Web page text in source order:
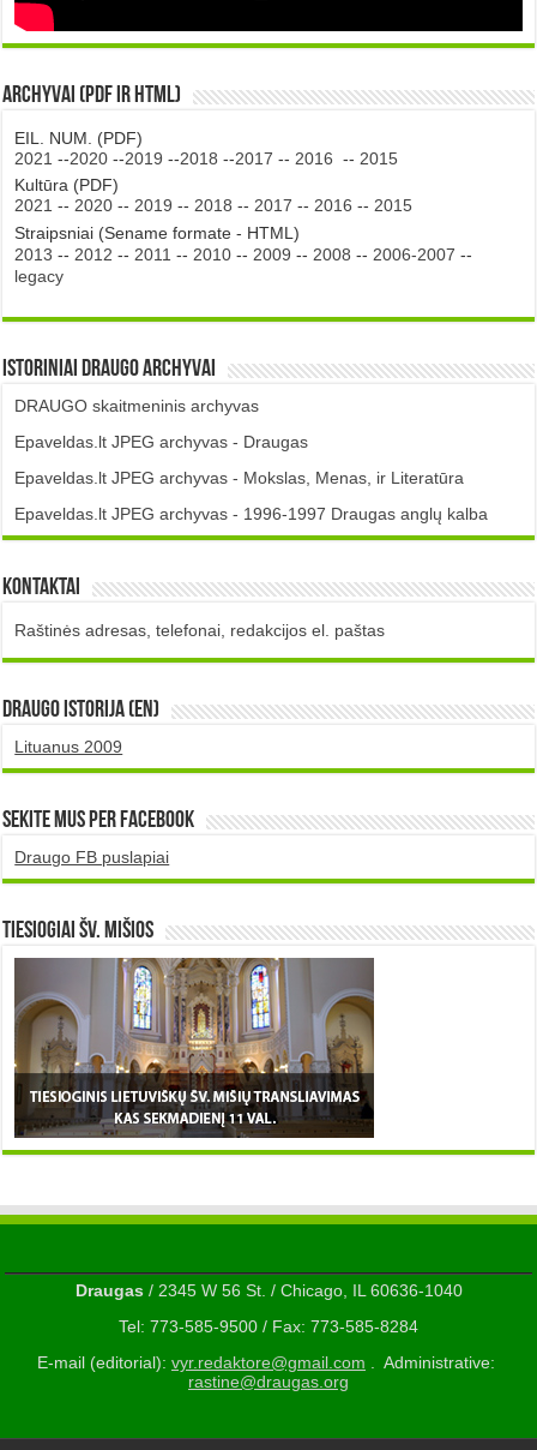
Archyvai (PDF ir HTML)
EIL. NUM. (PDF)
2021 --2020 --2019 --2018 --2017 -- 2016 -- 2015
Kultūra (PDF)
2021 -- 2020 -- 2019 -- 2018 -- 2017 -- 2016 -- 2015
Straipsniai (Sename formate - HTML)
2013 -- 2012 -- 2011 -- 2010 -- 2009 -- 2008 -- 2006-2007 --
legacy
Istoriniai DRAUGO Archyvai
DRAUGO skaitmeninis archyvas
Epaveldas.lt JPEG archyvas - Draugas
Epaveldas.lt JPEG archyvas - Mokslas, Menas, ir Literatūra
Epaveldas.lt JPEG archyvas - 1996-1997 Draugas anglų kalba
Kontaktai
Raštinės adresas, telefonai, redakcijos el. paštas
DRAUGO istorija (EN)
Lituanus 2009
Sekite mus per Facebook
Draugo FB puslapiai
TIESIOGIAI šv. MIŠIOS
Draugas/ 2345 W 56 St. / Chicago, IL 60636-1040
Tel: 773-585-9500 / Fax: 773-585-8284
E-mail (editorial): vyr.redaktore@gmail.com . Administrative:
rastine@draugas.org